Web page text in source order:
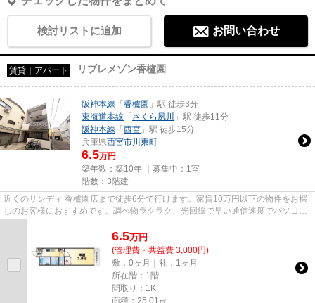
検討リストに追加 お問い合わせ
賃貸｜アパート リブレメゾン香櫨園
阪神本線 「 香櫨園 」駅 徒歩3分
東海道本線 「 さくら夙川
」駅 徒歩11分
阪神本線 「 西宮 」駅 徒歩15分
兵庫県西宮市川東町
6.5万円
築年数：築10年 ｜募集中： 1室
階数：3階建
近くのサンディ 香櫨園店まで徒歩6分で行けます。家賃10万円以下の物件をお探
しのお客様におすすめです。調べ物ラクラク、光回線で早い通信速度でパソコン
6.5万円
(管理費・共益費 3,000円)
敷：0ヶ月｜礼：1ヶ月
所在階：1階
間取り：1K
面積：25.01㎡